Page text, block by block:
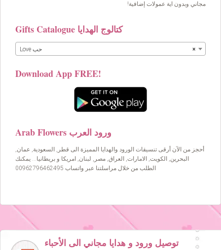
مجاني وبدون اية عمولات إضافية!
Gifts Catalogue كتالوج الهدايا
× Love حب
Download App FREE!
Arab Flowers ورود العرب
أحجز من الآن أرقى تنسيقات الورود والهدايا المميزة الى قطر, السعودية, عمان,
البحرين, الكويت, الامارات, العراق, مصر, لبنان, امريكا و بريطانيا… يمكنك
الطلب من خلال مراسلتنا عبر واتساب 00962796462495
توصيل ورود و هدايا مجاني الى الأحباء